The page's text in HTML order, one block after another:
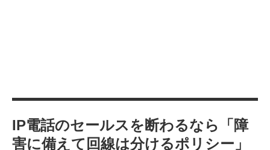
ハウスキーピング(9)
商品 (27)
IP電話のセールスを断わるなら「障
害に備えて回線は分けるポリシー」